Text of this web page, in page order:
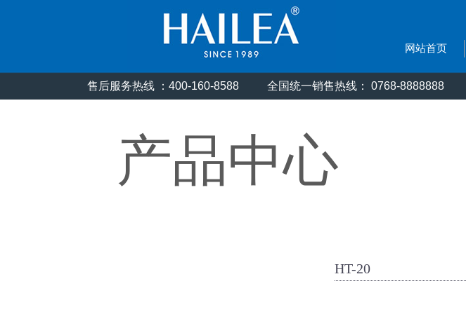
产品中心
HT-20
网站首页
售后服务热线 ：400-160-8588 全国统一销售热线： 0768-8888888